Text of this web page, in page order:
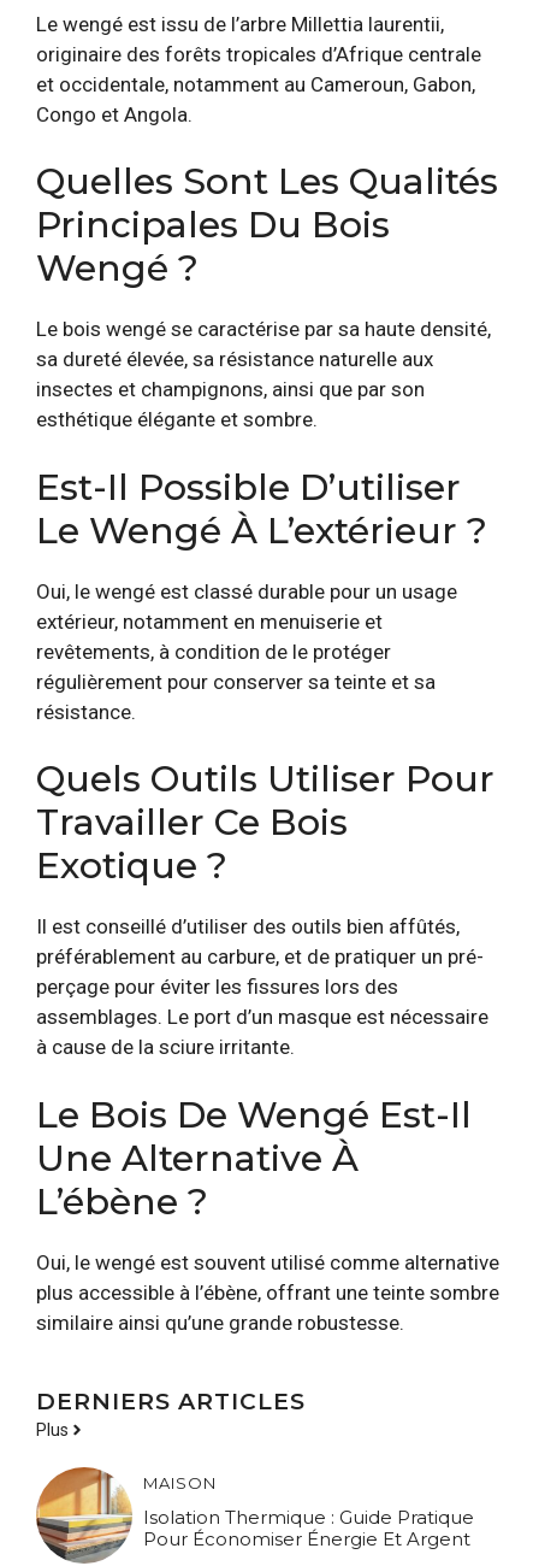
Le wengé est issu de l’arbre Millettia laurentii,
originaire des forêts tropicales d’Afrique centrale
et occidentale, notamment au Cameroun, Gabon,
Congo et Angola.
Quelles Sont Les Qualités
Principales Du Bois
Wengé ?
Le bois wengé se caractérise par sa haute densité,
sa dureté élevée, sa résistance naturelle aux
insectes et champignons, ainsi que par son
esthétique élégante et sombre.
Est-Il Possible D’utiliser
Le Wengé À L’extérieur ?
Oui, le wengé est classé durable pour un usage
extérieur, notamment en menuiserie et
revêtements, à condition de le protéger
régulièrement pour conserver sa teinte et sa
résistance.
Quels Outils Utiliser Pour
Travailler Ce Bois
Exotique ?
Il est conseillé d’utiliser des outils bien affûtés,
préférablement au carbure, et de pratiquer un pré-
perçage pour éviter les fissures lors des
assemblages. Le port d’un masque est nécessaire
à cause de la sciure irritante.
Le Bois De Wengé Est-Il
Une Alternative À
L’ébène ?
Oui, le wengé est souvent utilisé comme alternative
plus accessible à l’ébène, offrant une teinte sombre
similaire ainsi qu’une grande robustesse.
DERNIERS ARTICLES
Plus
MAISON
Isolation Thermique : Guide Pratique
Pour Économiser Énergie Et Argent